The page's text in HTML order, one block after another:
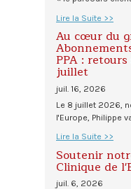
Lire la Suite >>
Au cœur du
PPA :
juillet
juil. 16, 2026
Le 8 juillet 2026,
l'Europe, Philippe
Lire la Suite >>
Soutenir
Clinique de
juil. 6, 2026